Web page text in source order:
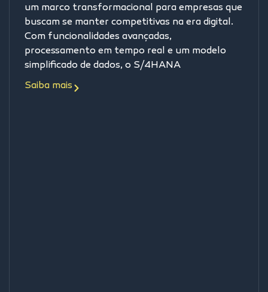
um marco transformacional para empresas que
buscam se manter competitivas na era digital.
Com funcionalidades avançadas,
processamento em tempo real e um modelo
simplificado de dados, o S/4HANA
Saiba mais